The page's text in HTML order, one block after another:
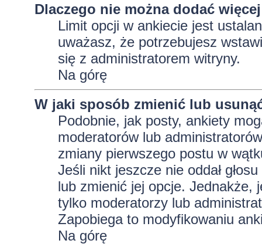
Dlaczego nie można dodać
Limit opcji w ankiecie jest
uważasz, że potrzebujesz
się z administratorem witryny.
Na górę
W jaki sposób zmienić lub
Podobnie, jak posty, ankiety
moderatorów lub
zmiany pierwszego postu w
Jeśli nikt jeszcze nie oddał
lub zmienić jej opcje. Jednakże,
tylko moderatorzy lub
Zapobiega to modyfikowaniu
Na górę